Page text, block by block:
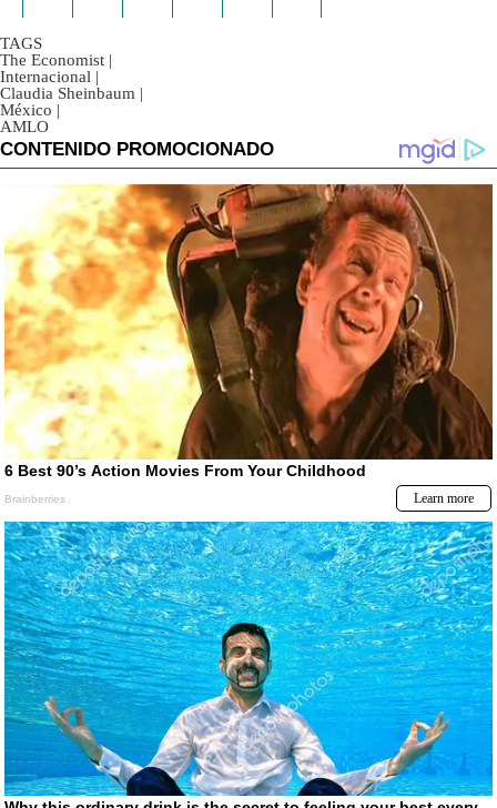
TAGS
The Economist |
Internacional |
Claudia Sheinbaum |
México |
AMLO